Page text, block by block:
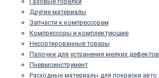
Другие материалы
Запчасти к компрессорам
Компрессоры и комплектующие
Несортированные товары
Палочки для устранения мелких дефектов
Пневмоинструмент
Расходные материалы для покраски авто